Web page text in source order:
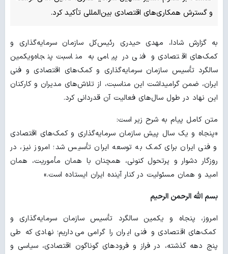
و گسترش همکاری‌های اقتصادی بین‌المللی تأکید کرد.
به گزارش شادا، مهدی حیدری رئیس‌کل سازمان سرمایه‌گذاری و
کمک‌های اقتصادی و فنی در پیامی به مناسبت پنجاه‌ویکمین
سالگرد تأسیس سازمان سرمایه‌گذاری و کمک‌های اقتصادی و فنی
ایران، ضمن گرامیداشت این مناسبت، از تلاش‌های مدیران و کارکنان
این نهاد در طول سال‌های فعالیت آن قدردانی کرد.
متن کامل پیام به شرح زیر است:
«پنجاه و یک سال پیش سازمان سرمایه‌گذاری و کمک‌های اقتصادی
و فنی ایران برای کمک به توسعه ایران تأسیس شد؛ امروز نیز، در
روزگار دشوار و پرتحول کنونی، همچنان با همان مأموریت، همان
امید و همان مسئولیت در کنار آینده ایران ایستاده است.»
بسم الله الرحمن الرحیم
امروز، پنجاه و یکمین سالگرد تأسیس سازمان سرمایه‌گذاری و
کمک‌های اقتصادی و فنی ایران را گرامی می‌داریم؛ نهادی که طی
پنج دهه گذشته، در فراز و فرودهای گوناگون اقتصادی، سیاسی و